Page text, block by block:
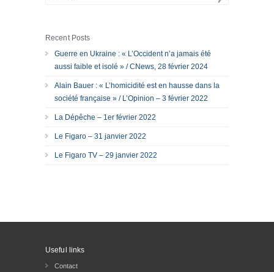
Recent Posts
Guerre en Ukraine : « L’Occident n’a jamais été
aussi faible et isolé » / CNews, 28 février 2024
Alain Bauer : « L’homicidité est en hausse dans la
société française » / L’Opinion – 3 février 2022
La Dépêche – 1er février 2022
Le Figaro – 31 janvier 2022
Le Figaro TV – 29 janvier 2022
Useful links
Contact